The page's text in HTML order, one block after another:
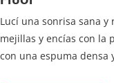
Lucí una sonrisa sana
mejillas y encías con la
con una espuma